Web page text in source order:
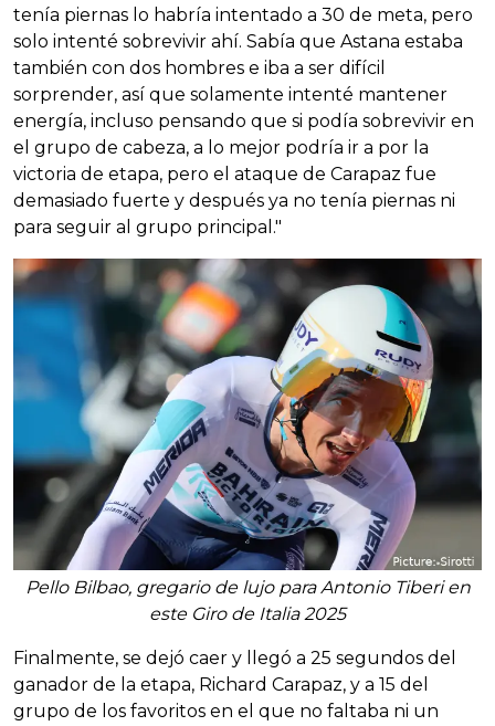
tenía piernas lo habría intentado a 30 de meta, pero
solo intenté sobrevivir ahí. Sabía que Astana estaba
también con dos hombres e iba a ser difícil
sorprender, así que solamente intenté mantener
energía, incluso pensando que si podía sobrevivir en
el grupo de cabeza, a lo mejor podría ir a por la
victoria de etapa, pero el ataque de Carapaz fue
demasiado fuerte y después ya no tenía piernas ni
para seguir al grupo principal."
Pello Bilbao, gregario de lujo para Antonio Tiberi en
este Giro de Italia 2025
Finalmente, se dejó caer y llegó a 25 segundos del
ganador de la etapa, Richard Carapaz, y a 15 del
grupo de los favoritos en el que no faltaba ni un